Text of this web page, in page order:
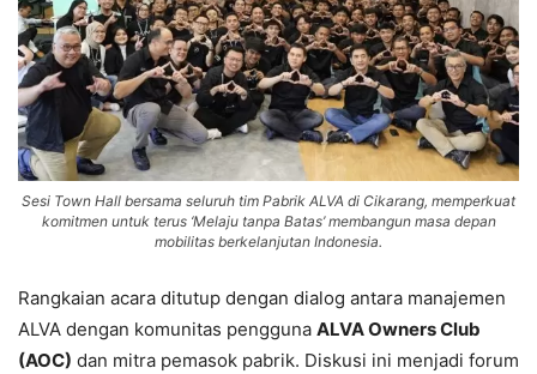
Sesi Town Hall bersama seluruh tim Pabrik ALVA di Cikarang, memperkuat
komitmen untuk terus ‘Melaju tanpa Batas’ membangun masa depan
mobilitas berkelanjutan Indonesia.
Rangkaian acara ditutup dengan dialog antara manajemen
ALVA dengan komunitas pengguna ALVA Owners Club
(AOC) dan mitra pemasok pabrik. Diskusi ini menjadi forum